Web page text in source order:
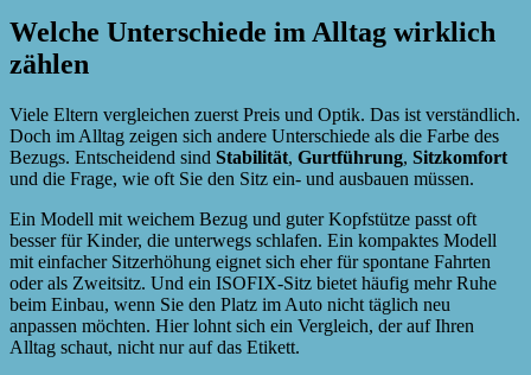
Welche Unterschiede im Alltag wirklich
zählen
Viele Eltern vergleichen zuerst Preis und Optik. Das ist verständlich.
Doch im Alltag zeigen sich andere Unterschiede als die Farbe des
Bezugs. Entscheidend sind Stabilität, Gurtführung, Sitzkomfort
und die Frage, wie oft Sie den Sitz ein- und ausbauen müssen.
Ein Modell mit weichem Bezug und guter Kopfstütze passt oft
besser für Kinder, die unterwegs schlafen. Ein kompaktes Modell
mit einfacher Sitzerhöhung eignet sich eher für spontane Fahrten
oder als Zweitsitz. Und ein ISOFIX-Sitz bietet häufig mehr Ruhe
beim Einbau, wenn Sie den Platz im Auto nicht täglich neu
anpassen möchten. Hier lohnt sich ein Vergleich, der auf Ihren
Alltag schaut, nicht nur auf das Etikett.